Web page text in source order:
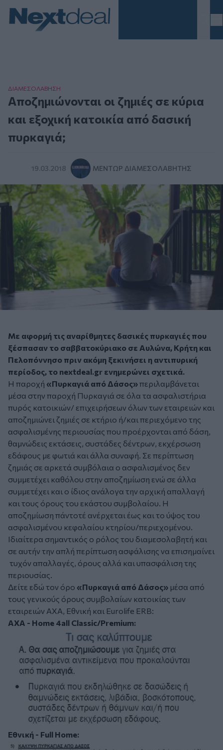
ΔΙΑΜΕΣΟΛAΒΗΣΗ
Αποζημιώνονται οι ζημιές σε κύρια
και εξοχική κατοικία από δασική
πυρκαγιά;
19.03.2018 ΜΈΝΤΩΡ ΔΙΑΜΕΣΟΛΑΒΗΤΉΣ
Με αφορμή τις αναρίθμητες δασικές πυρκαγιές που
ξέσπασαν το σαββατοκύριακο σε Αυλώνα, Κρήτη και
Πελοπόννησο πριν ακόμη ξεκινήσει η αντιπυρική
περίοδος, το nextdeal.gr ενημερώνει σχετικά.
Η παροχή «Πυρκαγιά από Δάσος»περιλαμβάνεται
μέσα στην παροχή Πυρκαγιά σε όλα τα ασφαλιστήρια
πυρός κατοικιών/ επιχειρήσεων όλων των εταιρειών και
αποζημιώνει ζημιές σε κτήριο ή/και περιεχόμενο της
ασφαλισμένης περιουσίας που προέρχονται από δάση,
θαμνώδεις εκτάσεις, συστάδες δέντρων, εκχέρσωση
εδάφους με φωτιά και άλλα συναφή. Σε περίπτωση
ζημιάς σε αρκετά συμβόλαια ο ασφαλισμένος δεν
συμμετέχει καθόλου στην αποζημίωση ενώ σε άλλα
συμμετέχει και ο ίδιος ανάλογα την αρχική απαλλαγή
και τους όρους του εκάστου συμβολαίου. Η
αποζημίωση πάντοτέ ανέρχεται έως και το ύψος του
ασφαλισμένου κεφαλαίου κτηρίου/περιεχομένου.
Ιδιαίτερα σημαντικός ο ρόλος του διαμεσολαβητή και
σε αυτήν την απλή περίπτωση ασφάλισης να επισημαίνει
τυχόν απαλλαγές, όρους αλλά και υπασφάλιση της
περιουσίας.
Δείτε εδώ τον όρο «Πυρκαγιά από Δάσος» μέσα από
τους γενικούς όρους συμβολαίων κατοικίας των
εταιρειών ΑΧΑ, Εθνική και Eurolife ERB:
AXA - Home 4all Classic/Premium:
Εθνική - Full Home: